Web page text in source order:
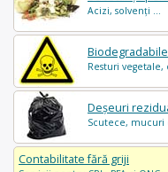
Acizi, solvenți ...
Biodegradabile
Resturi vegetale,
Deșeuri
Scutece, mucuri
Contabilitate fără griji